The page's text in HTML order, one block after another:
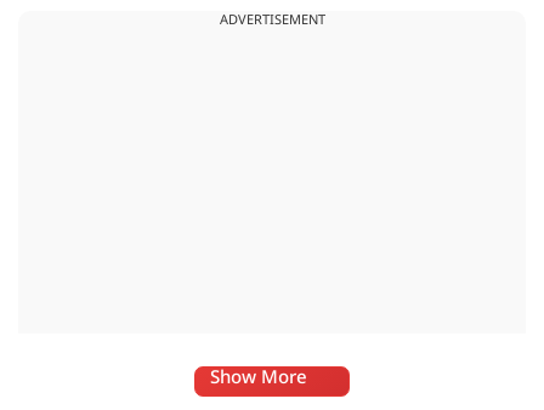
में हल्का भोजन मेटाबॉलिज्म के लिए भी बेहतर होता है।
ADVERTISEMENT
Show More